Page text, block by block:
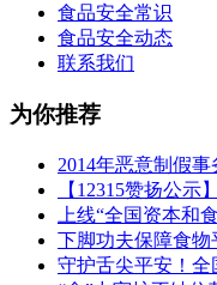
食品安全常识
食品安全动态
联系我们
为你推荐
2014年恶意制假
【12315赞扬公示
上线“全国资本和
下脚功夫保障食物
守护舌尖平安！全